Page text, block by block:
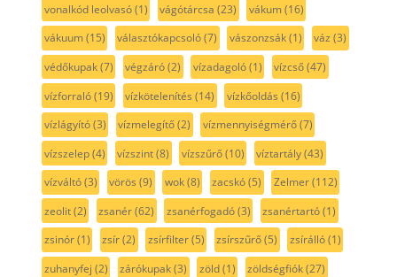
vonalkód leolvasó(1) vágótárcsa (23) vákum(16)
vákuum(15) választókapcsoló(7) vászonzsák(1) váz (3)
védőkupak(7) végzáró(2) vízadagoló(1) vízcső(47)
vízforraló(19) vízkötelenítés (14) vízkőoldás (16)
vízlágyító(3) vízmelegítő(2) vízmennyiségmérő(7)
vízszelep(4) vízszint(8) vízszűrő(10) víztartály(43)
vízváltó(3) vörös (9) wok(8) zacskó(5) Zelmer(112)
zeolit(2) zsanér(62) zsanérfogadó(3) zsanértartó(1)
zsinór(1) zsír(2) zsírfilter(5) zsírszűrő(5) zsírálló(1)
zuhanyfej (2) zárókupak(3) zöld(1) zöldségfiók(27)